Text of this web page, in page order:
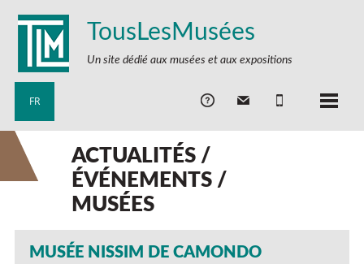
TousLesMusées
Un site dédié aux musées et aux expositions
FR
ACTUALITÉS /
ÉVÉNEMENTS /
MUSÉES
MUSÉE NISSIM DE CAMONDO